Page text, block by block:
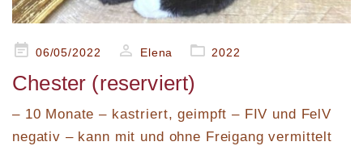
Posted06/05/2022 Elena 2022
Chester (reserviert)
– 10 Monate – kastriert, geimpft – FIV und FelV
negativ – kann mit und ohne Freigang vermittelt